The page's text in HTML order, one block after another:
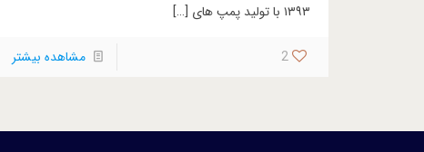
۱۳۹۳ با تولید پمپ های
[…]
2 مشاهده بیشتر